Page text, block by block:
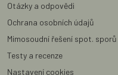
Otázky a odpovědi
Ochrana osobních údajů
Mimosoudní řešení spot. sporů
Testy a recenze
Nastavení cookies